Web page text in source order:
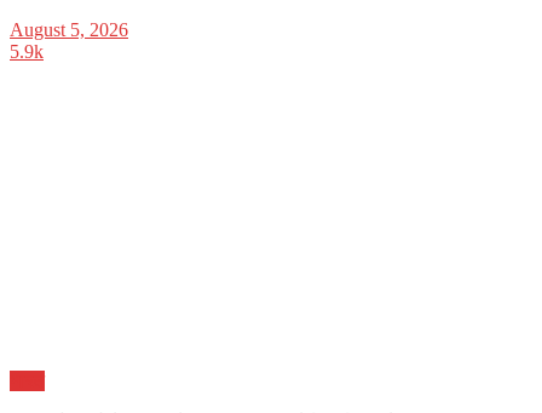
August 5, 2026
5.9k